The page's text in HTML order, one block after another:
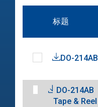
标题
DO-214AB
DO-214AB
Tape & Reel